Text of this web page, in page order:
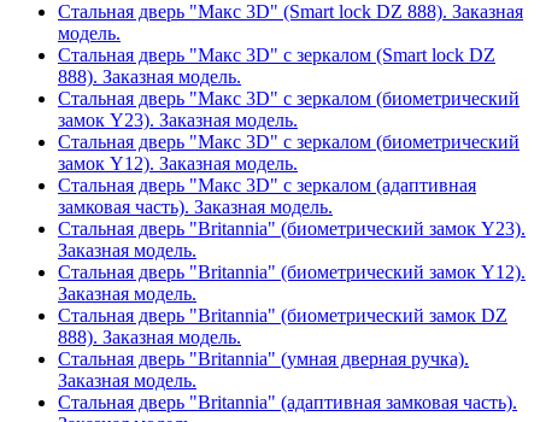
Стальная дверь "Макс 3D" (Smart lock DZ 888). Заказная
модель.
Стальная дверь "Макс 3D" с зеркалом (Smart lock DZ
888). Заказная модель.
Стальная дверь "Макс 3D" с зеркалом (биометрический
замок Y23). Заказная модель.
Стальная дверь "Макс 3D" с зеркалом (биометрический
замок Y12). Заказная модель.
Стальная дверь "Макс 3D" с зеркалом (адаптивная
замковая часть). Заказная модель.
Стальная дверь "Britannia" (биометрический замок Y23).
Заказная модель.
Стальная дверь "Britannia" (биометрический замок Y12).
Заказная модель.
Стальная дверь "Britannia" (биометрический замок DZ
888). Заказная модель.
Стальная дверь "Britannia" (умная дверная ручка).
Заказная модель.
Стальная дверь "Britannia" (адаптивная замковая часть).